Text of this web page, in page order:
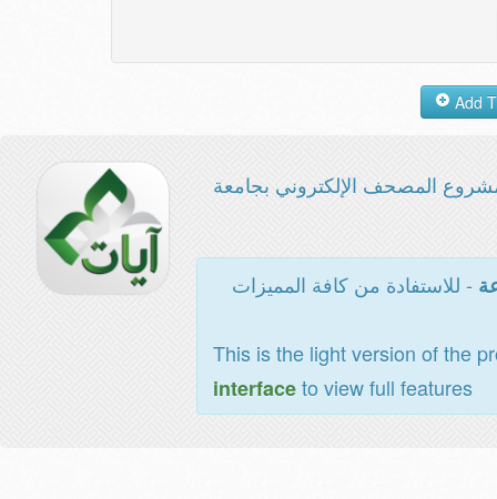
المصحف الإلكتروني بجامعة
- للاستفادة من كافة المميزات
This is the light version of the
interfaceto view full features